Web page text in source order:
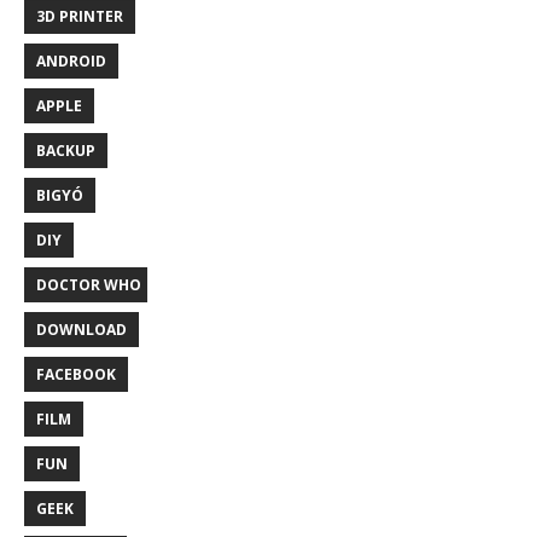
3D PRINTER
ANDROID
APPLE
BACKUP
BIGYÓ
DIY
DOCTOR WHO
DOWNLOAD
FACEBOOK
FILM
FUN
GEEK